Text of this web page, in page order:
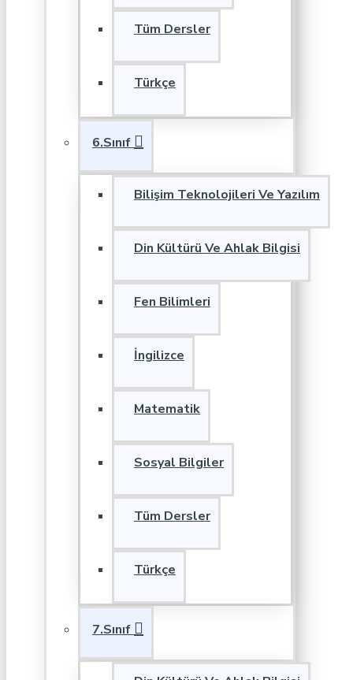
Tüm Dersler
Türkçe
6.Sınıf
Bilişim Teknolojileri Ve Yazılım
Din Kültürü Ve Ahlak Bilgisi
Fen Bilimleri
İngilizce
Matematik
Sosyal Bilgiler
Tüm Dersler
Türkçe
7.Sınıf